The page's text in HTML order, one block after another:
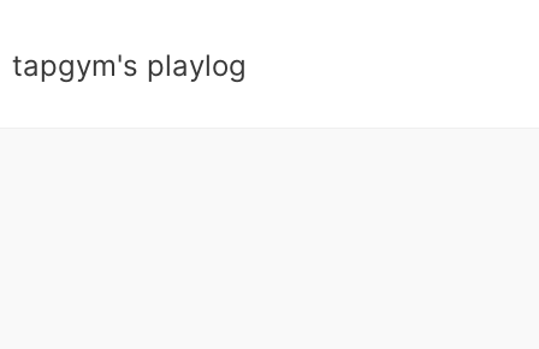
tapgym's playlog